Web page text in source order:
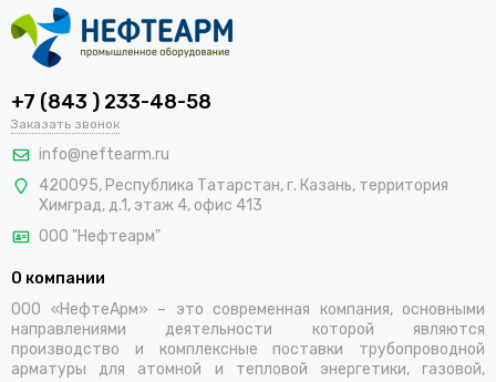
+7 (843 ) 233-48-58
Заказать звонок
info@neftearm.ru
420095, Республика Татарстан, г. Казань, территория
Химград, д.1, этаж 4, офис 413
ООО "Нефтеарм"
О компании
ООО «НефтеАрм» – это современная компания, основными
направлениями деятельности которой являются
производство и комплексные поставки трубопроводной
арматуры для атомной и тепловой энергетики, газовой,